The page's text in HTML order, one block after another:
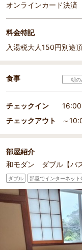
オンラインカード決済
料金特記
入湯税大人150円別途頂
食事 朝の
チェックイン
チェックアウト
～
部屋紹介
和モダン ダブル【バ
ダブル 部屋でインターネット